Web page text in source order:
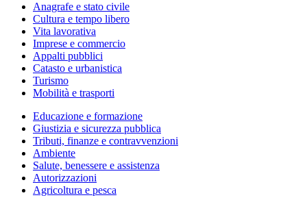
Anagrafe e stato civile
Cultura e tempo libero
Vita lavorativa
Imprese e commercio
Appalti pubblici
Catasto e urbanistica
Turismo
Mobilità e trasporti
Educazione e formazione
Giustizia e sicurezza pubblica
Tributi, finanze e contravvenzioni
Ambiente
Salute, benessere e assistenza
Autorizzazioni
Agricoltura e pesca